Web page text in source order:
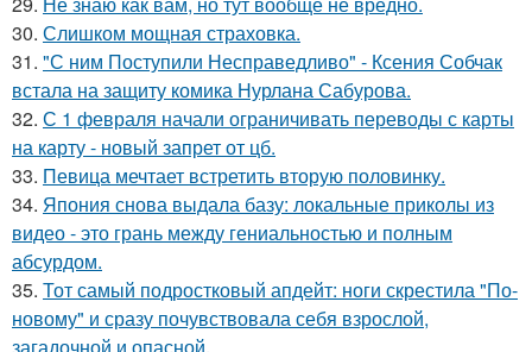
30. Слишком мощная страховка.
31. "С ним Поступили Несправедливо" - Ксения Собчак
встала на защиту комика Нурлана Сабурова.
32. С 1 февраля начали ограничивать переводы с карты
на карту - новый запрет от цб.
33. Певица мечтает встретить вторую половинку.
34. Япония снова выдала базу: локальные приколы из
видео - это грань между гениальностью и полным
абсурдом.
35. Тот самый подростковый апдейт: ноги скрестила "По-
новому" и сразу почувствовала себя взрослой,